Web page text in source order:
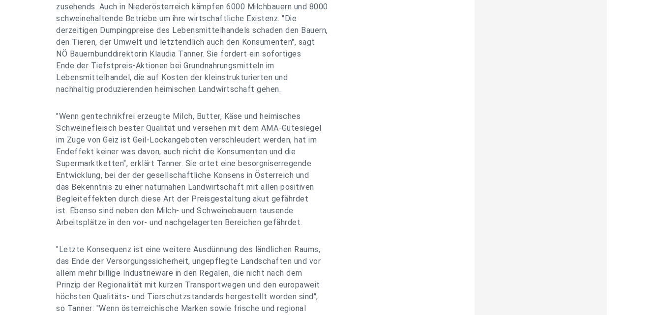
zusehends. Auch in Niederösterreich kämpfen 6000 Milchbauern und 8000
schweinehaltende Betriebe um ihre wirtschaftliche Existenz. "Die
derzeitigen Dumpingpreise des Lebensmittelhandels schaden den Bauern,
den Tieren, der Umwelt und letztendlich auch den Konsumenten", sagt
NÖ Bauernbunddirektorin Klaudia Tanner. Sie fordert ein sofortiges
Ende der Tiefstpreis-Aktionen bei Grundnahrungsmitteln im
Lebensmittelhandel, die auf Kosten der kleinstrukturierten und
nachhaltig produzierenden heimischen Landwirtschaft gehen.
"Wenn gentechnikfrei erzeugte Milch, Butter, Käse und heimisches
Schweinefleisch bester Qualität und versehen mit dem AMA-Gütesiegel
im Zuge von Geiz ist Geil-Lockangeboten verschleudert werden, hat im
Endeffekt keiner was davon, auch nicht die Konsumenten und die
Supermarktketten", erklärt Tanner. Sie ortet eine besorgniserregende
Entwicklung, bei der der gesellschaftliche Konsens in Österreich und
das Bekenntnis zu einer naturnahen Landwirtschaft mit allen positiven
Begleiteffekten durch diese Art der Preisgestaltung akut gefährdet
ist. Ebenso sind neben den Milch- und Schweinebauern tausende
Arbeitsplätze in den vor- und nachgelagerten Bereichen gefährdet.
"Letzte Konsequenz ist eine weitere Ausdünnung des ländlichen Raums,
das Ende der Versorgungssicherheit, ungepflegte Landschaften und vor
allem mehr billige Industrieware in den Regalen, die nicht nach dem
Prinzip der Regionalität mit kurzen Transportwegen und den europaweit
höchsten Qualitäts- und Tierschutzstandards hergestellt worden sind",
so Tanner: "Wenn österreichische Marken sowie frische und regional